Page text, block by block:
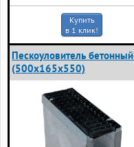
Купить
в 1 клик!
Пескоуловитель
(500x165x550)